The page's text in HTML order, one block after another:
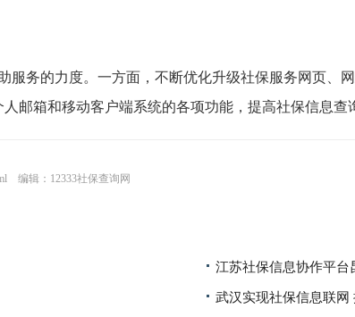
务的力度。一方面，不断优化升级社保服务网页、
邮箱和移动客户端系统的各项功能，提高社保信息查
编辑：12333社保查询网
江苏社保信息协作平台
武汉实现社保信息联网